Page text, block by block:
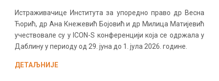
Истраживачице Института за упоредно право др Весна
Ћорић, др Ана Кнежевић Бојовић и др Милица Матијевић
учествовале су у ICON-S конференцији која се одржала у
Даблину у периоду од 29. јуна до 1. јула 2026. године.
ДЕТАЉНИЈЕ